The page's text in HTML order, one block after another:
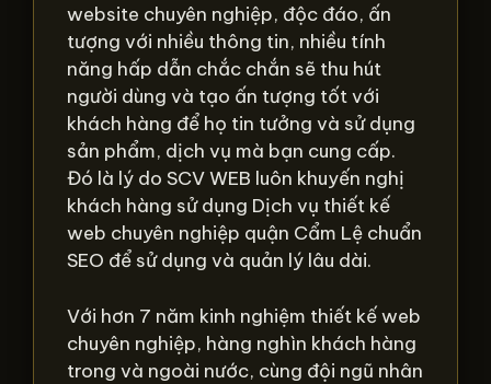
website chuyên nghiệp, độc đáo, ấn
tượng với nhiều thông tin, nhiều tính
năng hấp dẫn chắc chắn sẽ thu hút
người dùng và tạo ấn tượng tốt với
khách hàng để họ tin tưởng và sử dụng
sản phẩm, dịch vụ mà bạn cung cấp.
Đó là lý do SCV WEB luôn khuyến nghị
khách hàng sử dụng Dịch vụ thiết kế
web chuyên nghiệp quận Cẩm Lệ chuẩn
SEO để sử dụng và quản lý lâu dài.
Với hơn 7 năm kinh nghiệm thiết kế web
chuyên nghiệp, hàng nghìn khách hàng
trong và ngoài nước, cùng đội ngũ nhân